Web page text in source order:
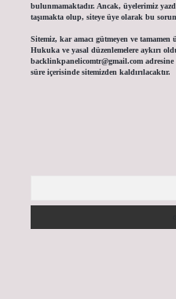
bulunmamaktadır. Ancak, üyelerimiz
taşımakta olup, siteye üye olarak bu
Sitemiz, kar amacı gütmeyen ve
Hukuka ve yasal düzenlemelere aykırı
backlinkpanelicomtr@gmail.comadresine
süre içerisinde sitemizden kaldırılacaktır.